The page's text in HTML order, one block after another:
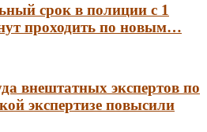
срок в полиции с 1
проходить по новым…
внештатных экспертов по
экспертизе повысили